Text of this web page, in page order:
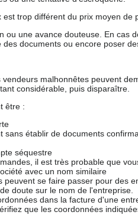
trop différent du prix moyen de
ou une avance douteuse. En cas
documents ou encore poser
malhonnêtes peuvent
considérable, puis disparaître.
être :
sans établir de documents
séquestre
il est très probable que
avec un nom similaire
peuvent se faire passer pour des
doute sur le nom de l'entreprise.
dans la facture d'une
que les coordonnées